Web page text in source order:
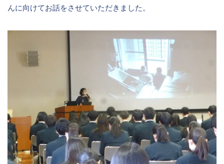
んに向けてお話をさせていただきました。